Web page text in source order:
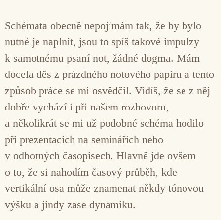
Schémata obecně nepojímám tak, že by bylo
nutné je naplnit, jsou to spíš takové impulzy
k samotnému psaní not, žádné dogma. Mám
docela děs z prázdného notového papíru a tento
způsob práce se mi osvědčil. Vidíš, že se z něj
dobře vychází i při našem rozhovoru,
a několikrát se mi už podobné schéma hodilo
při prezentacích na seminářích nebo
v odborných časopisech. Hlavně jde ovšem
o to, že si nahodím časový průběh, kde
vertikální osa může znamenat někdy tónovou
výšku a jindy zase dynamiku.